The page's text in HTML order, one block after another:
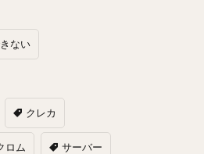
ない
クレカ
ロム サーバー